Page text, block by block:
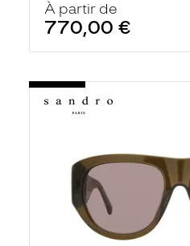
À partir de
770,00 €